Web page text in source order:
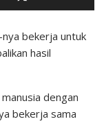
bekerja untuk
hasil
dengan
bekerja sama